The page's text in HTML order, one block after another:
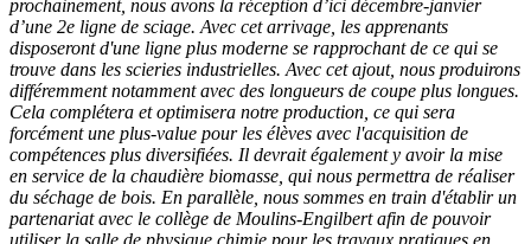
prochainement, nous avons la réception d’ici décembre-janvier
d’une 2e ligne de sciage. Avec cet arrivage, les apprenants
disposeront d'une ligne plus moderne se rapprochant de ce qui se
trouve dans les scieries industrielles. Avec cet ajout, nous produirons
différemment notamment avec des longueurs de coupe plus longues.
Cela complétera et optimisera notre production, ce qui sera
forcément une plus-value pour les élèves avec l'acquisition de
compétences plus diversifiées. Il devrait également y avoir la mise
en service de la chaudière biomasse, qui nous permettra de réaliser
du séchage de bois. En parallèle, nous sommes en train d'établir un
partenariat avec le collège de Moulins-Engilbert afin de pouvoir